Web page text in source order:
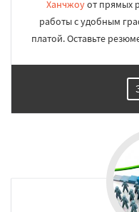
Ханчжоуот прямых
работы с удобным
платой. Оставьте